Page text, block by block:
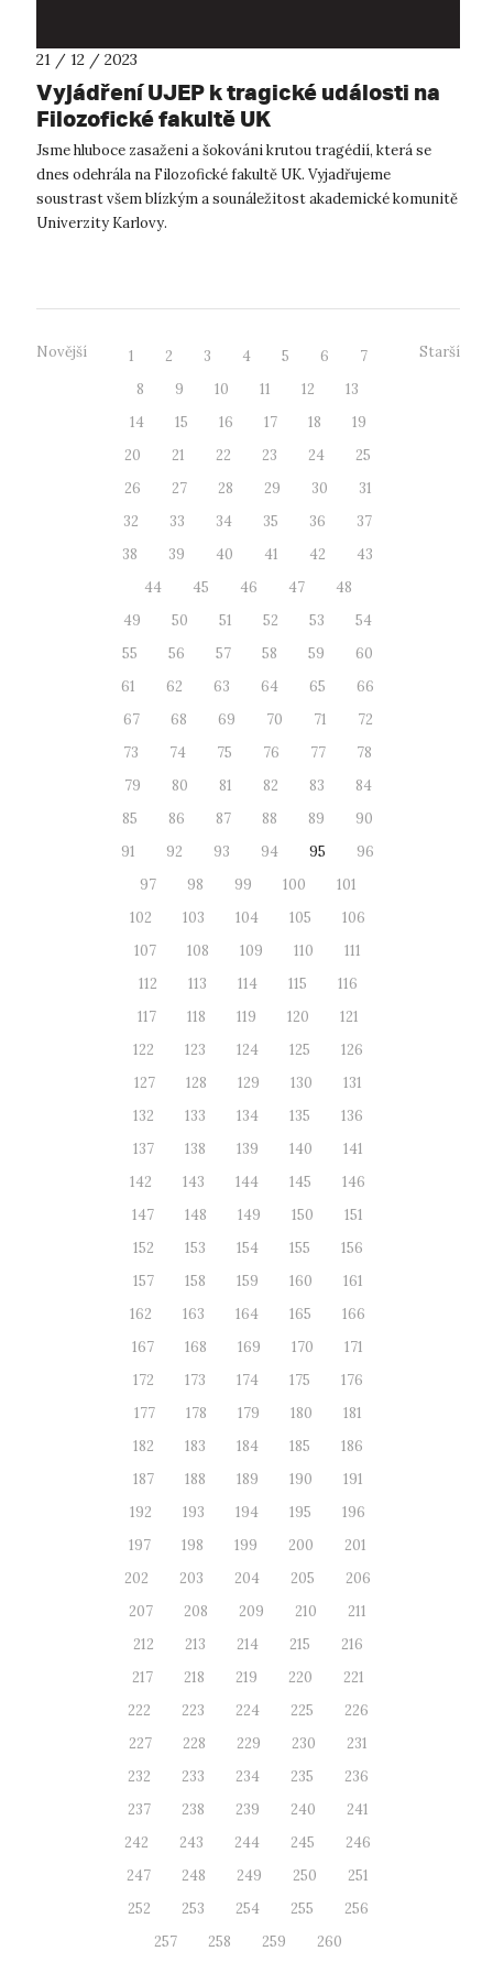
21 / 12 / 2023
Vyjádření UJEP k tragické události na
Filozofické fakultě UK
Jsme hluboce zasaženi a šokováni krutou tragédií, která se
dnes odehrála na Filozofické fakultě UK. Vyjadřujeme
soustrast všem blízkým a sounáležitost akademické komunitě
Univerzity Karlovy.
Novější 1 2 3 4 5 6
7
8
9 10 11 12
13
14
15 16 17 18
19
20
21 22 23 24
25
26
27 28 29 30
31
32
33 34 35 36
37
38
39 40 41 42
43
44
45 46 47
48
49
50 51 52 53
54
55
56 57 58 59
60
61
62 63 64 65
66
67
68 69 70 71
72
73
74 75 76 77
78
79
80 81 82 83
84
85
86 87 88 89
90
91
92 93 94 95
96
97
98 99 100
101
102
103 104 105
106
107
108 109 110
111
112
113 114 115
116
117
118 119 120
121
122
123 124 125
126
127
128 129 130
131
132
133 134 135
136
137
138 139 140
141
142
143 144 145
146
147
148 149 150
151
152
153 154 155
156
157
158 159 160
161
162
163 164 165
166
167
168 169 170
171
172
173 174 175
176
177
178 179 180
181
182
183 184 185
186
187
188 189 190
191
192
193 194 195
196
197
198 199 200
201
202
203 204 205
206
207
208 209 210
211
212
213 214 215
216
217
218 219 220
221
222
223 224 225
226
227
228 229 230
231
232
233 234 235
236
237
238 239 240
241
242
243 244 245
246
247
248 249 250
251
252
253 254 255
256
257
258 259 260
Starší